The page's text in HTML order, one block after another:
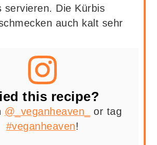
servieren. Die Kürbis
auch kalt sehr
this recipe?
@_veganheaven_
or tag
#veganheaven!